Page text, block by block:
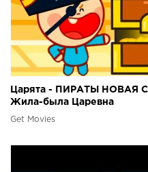
Царята - ПИРАТЫ НОВАЯ
Жила-была Царевна
Get Movies